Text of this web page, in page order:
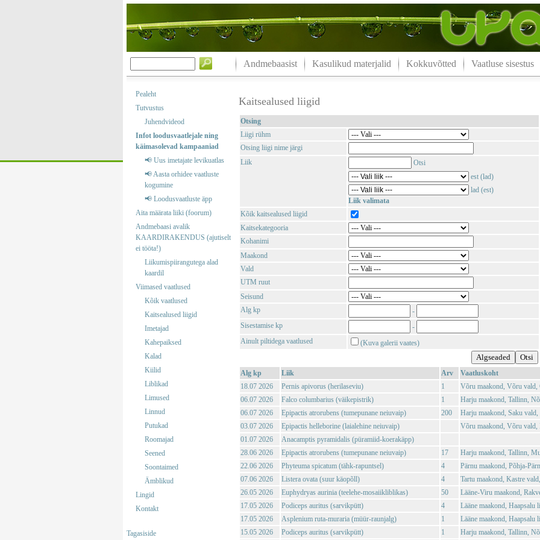
Andmebaasist Kasulikud materjalid Kokkuvõtted Vaatluse sisestus
Pealeht
Tutvustus
Juhendvideod
Infot loodusvaatlejale ning
käimasolevad kampaaniad
📢 Uus imetajate levikuatlas
📢 Aasta orhidee vaatluste
kogumine
📢 Loodusvaatluste äpp
Aita määrata liiki (foorum)
Andmebaasi avalik
KAARDIRAKENDUS (ajutiselt
ei tööta!)
Liikumispiirangutega alad
kaardil
Viimased vaatlused
Kõik vaatlused
Kaitsealused liigid
Imetajad
Kahepaiksed
Kalad
Kiilid
Liblikad
Limused
Linnud
Putukad
Roomajad
Seened
Soontaimed
Ämblikud
Lingid
Kontakt
Tagasiside
Kaitsealused liigid
Otsing
Liigi rühm
Otsing liigi nime järgi
Liik
Otsi
est (lad)
lad (est)
Liik valimata
Kõik kaitsealused liigid
Kaitsekategooria
Kohanimi
Maakond
Vald
UTM ruut
Seisund
Alg kp
-
Sisestamise kp
-
Ainult piltidega vaatlused
(Kuva galerii vaates)
Alg kp Liik Arv
Vaatluskoht
18.07 2026
Pernis apivorus (herilaseviu) 1
Võru maakond, Võru vald,
06.07 2026
Falco columbarius (väikepistrik) 1
Harju maakond, Tallinn,
06.07 2026
Epipactis atrorubens (tumepunane neiuvaip) 200
Harju maakond, Saku
03.07 2026
Epipactis helleborine (laialehine neiuvaip)
Võru maakond, Võru vald,
01.07 2026
Anacamptis pyramidalis (püramiid-koerakäpp)
28.06 2026
Epipactis atrorubens (tumepunane neiuvaip) 17
Harju maakond, Tallinn,
22.06 2026
Phyteuma spicatum (tähk-rapuntsel) 4
Pärnu maakond, Põhja-
07.06 2026
Listera ovata (suur käopõll) 4
Tartu maakond, Kastre
26.05 2026
Euphydryas aurinia (teelehe-mosaiikliblikas) 50
Lääne-Viru maakond,
17.05 2026
Podiceps auritus (sarvikpütt) 4
Lääne maakond, Haapsalu
17.05 2026
Asplenium ruta-muraria (müür-raunjalg) 1
Lääne maakond, Haapsalu
15.05 2026
Podiceps auritus (sarvikpütt) 1 Harju maakond, Tallinn,